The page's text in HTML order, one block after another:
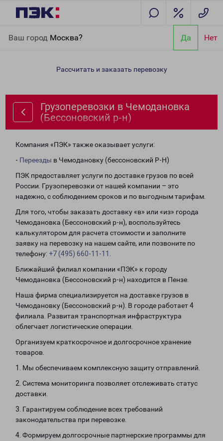
Ваш город Москва? Да Нет
(Бессоновский р-н)
Рассчитать и заказать перевозку
Грузоперевозки в Чемодановка
(Бессоновский р-н)
Компания «ПЭК» также оказывает услуги:
- Переезды в Чемодановку (бессоновский Р-Н)
ПЭК предоставляет услуги по доставке грузов по всей
России. Грузоперевозки от нашей компании – это
надежно, с соблюдением сроков и по выгодным тарифам.
Для того, чтобы заказать доставку «в» или «из» города
Чемодановка (Бессоновский р-н), воспользуйтесь
калькулятором для расчета стоимости и заполните
заявку на перевозку на нашем сайте, или позвоните по
телефону: +7 (495) 660-11-11
Ближайший филиал компании «ПЭК» к городу
Чемодановка (Бессоновский р-н) находится в Пензе.
Наша фирма специализируется на доставке грузов в
Чемодановку (Бессоновский р-н). В городе работает 4
филиала. Развитая транспортная инфраструктура
облегчает логистические операции.
Организуем краткосрочное и долгосрочное хранение
товаров.
1. Мы обеспечиваем комплексную защиту отправлений.
2. Система мониторинга позволяет отслеживать статус
доставки.
3. Гарантируем соблюдение всех требований
законодательства при перевозке.
4. Формируем долгосрочные партнерские программы для